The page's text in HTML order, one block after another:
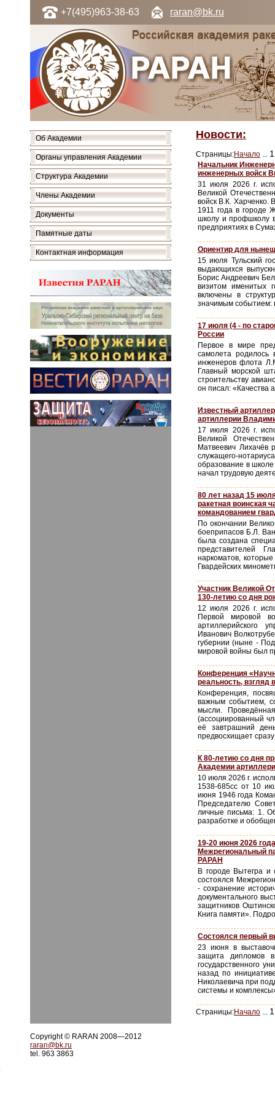
+7(495)963-38-63 raran@bk.ru
Об Академии
Органы управления Академии
Структура Академии
Члены Академии
Документы
Памятные даты
Контактная информация
Новости:
Страницы:Начало ... 1
Начальник
инженерных войск
31 июля 2026 г.
Великой
войск В.К. Харченко.
1911 года в городе
школу и профшколу
предприятиях в
Ориентир для
15 июля Тульский
выдающихся
Борис Андреевич
визитом именитых
включены в
значимым событием:
17 июля (4 - по
России
Первое в мире
самолета родилось
инженеров флота
Главный морской
строительству
он писал: «Качества
Известный
артиллерии
17 июля 2026 г.
Великой
Матвеевич Лихачёв
служащего-
образование в
начал трудовую
80 лет назад 15
ракетная воинская
командованием
По окончании
боеприпасов Б.Л.
была создана
представителей
наркоматов,
Гвардейских
Участник Великой
130-летию со дня
12 июля 2026 г.
Первой мировой
артиллерийского
Иванович
губернии (ныне -
мировой войны был
Конференция
реальность, взгляд
Конференция,
важным событием,
мысли.
(ассоциированный
её завтрашний
предвосхищает
К 80-летию со дня
Академии
10 июля 2026 г.
1538-685сс от 10
июня 1946 года
Председателю
личные письма: 1.
разработке и
19-20 июня 2026
Межрегиональный
РАРАН
В городе Вытегра и
состоялся
- сохранение
документального
защитников
Книга памяти».
Состоялся первый
23 июня в
защита дипломов
государственного
назад по
Николаевича при
системы и
Страницы:Начало ... 1
Copyright © RARAN 2008—2012
raran@bk.ru
tel. 963 3863